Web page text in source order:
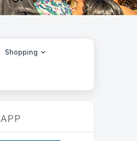
Shopping
APP